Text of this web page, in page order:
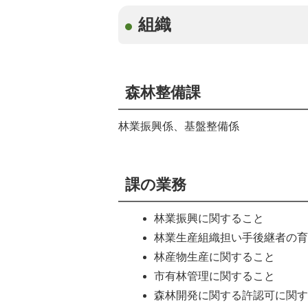
組織
森林整備課
林業振興係、基盤整備係
課の業務
林業振興に関すること
林業生産組織担い手後継者の
林産物生産に関すること
市有林管理に関すること
森林開発に関する許認可に関